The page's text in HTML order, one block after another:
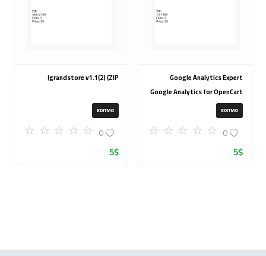
Google Analytics Expert
Google Analytics for OpenCart
(ZIP)
EDITMO
0
5$
grandstore v1.1(2) (ZIP)
EDITMO
0
5$